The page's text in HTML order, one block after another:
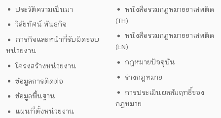
ประวัติความเป็นมา
วิสัยทัศน์ พันธกิจ
ภารกิจและหน้าที่รับผิดชอบ
หน่วยงาน
โครงสร้างหน่วยงาน
ข้อมูลการติดต่อ
ข้อมูลพื้นฐาน
แผนที่ตั้งหน่วยงาน
หนังสือรวมกฎหมายยาเสพติด
(TH)
หนังสือรวมกฎหมายยาเสพติด
(EN)
กฎหมายปัจจุบัน
ร่างกฎหมาย
การประเมินผลสัมฤทธิ์ของ
กฎหมาย